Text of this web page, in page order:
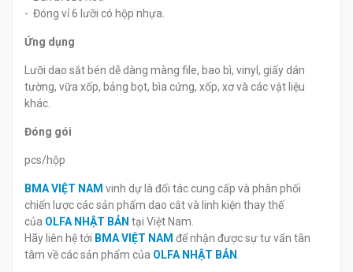
- Đóng vỉ 6 lưỡi có hộp nhựa.
Ứng dụng
Lưỡi dao sắt bén dễ dàng màng file, bao bì, vinyl, giấy dán
tường, vữa xốp, bảng bọt, bìa cứng, xốp, xơ và các vật liệu
khác.
Đóng gói
pcs/hộp
BMA VIỆT NAM vinh dự là đối tác cung cấp và phân phối
chiến lược các sản phẩm dao cắt và linh kiện thay thế
của OLFA NHẬT BẢN tại Việt Nam.
Hãy liên hệ tới BMA VIỆT NAM để nhận được sự tư vấn tân
tâm về các sản phẩm của OLFA NHẬT BẢN